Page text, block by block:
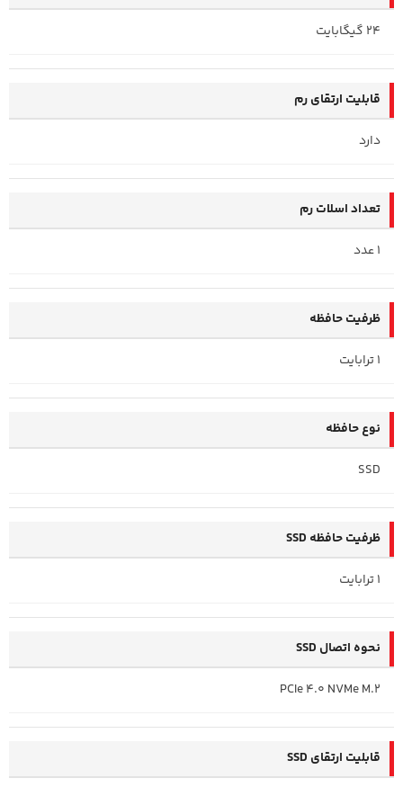
24 گیگابایت
قابلیت ارتقای رم
دارد
تعداد اسلات رم
1 عدد
ظرفیت حافظه
1 ترابایت
نوع حافظه
SSD
ظرفیت حافظه SSD
1 ترابایت
نحوه اتصال SSD
PCIe 4.0 NVMe M.2
قابلیت ارتقای SSD